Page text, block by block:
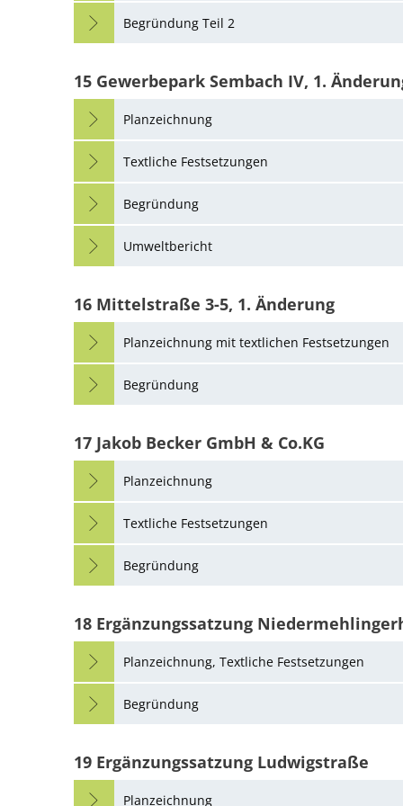
Begründung Teil 2
15 Gewerbepark Sembach IV, 1.
Planzeichnung
Textliche Festsetzungen
Begründung
Umweltbericht
16 Mittelstraße 3-5, 1. Änderung
Planzeichnung mit textlichen Festsetzungen
Begründung
17 Jakob Becker GmbH & Co.KG
Planzeichnung
Textliche Festsetzungen
Begründung
18 Ergänzungssatzung
Planzeichnung, Textliche Festsetzungen
Begründung
19 Ergänzungssatzung Ludwigstraße
Planzeichnung